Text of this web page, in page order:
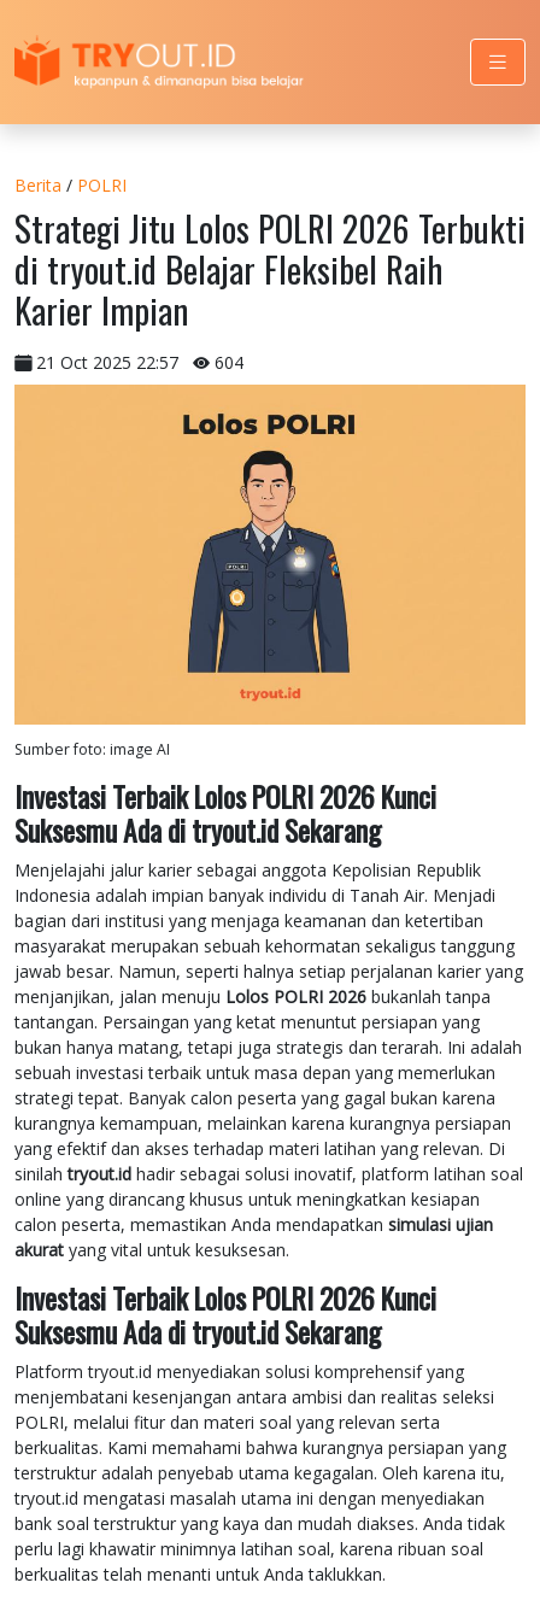
Berita / POLRI
Strategi Jitu Lolos POLRI 2026 Terbukti
di tryout.id Belajar Fleksibel Raih
Karier Impian
21 Oct 2025 22:57 604
Sumber foto: image AI
Investasi Terbaik Lolos POLRI 2026 Kunci
Suksesmu Ada di tryout.id Sekarang
Menjelajahi jalur karier sebagai anggota Kepolisian Republik
Indonesia adalah impian banyak individu di Tanah Air. Menjadi
bagian dari institusi yang menjaga keamanan dan ketertiban
masyarakat merupakan sebuah kehormatan sekaligus tanggung
jawab besar. Namun, seperti halnya setiap perjalanan karier yang
menjanjikan, jalan menuju Lolos POLRI 2026 bukanlah tanpa
tantangan. Persaingan yang ketat menuntut persiapan yang
bukan hanya matang, tetapi juga strategis dan terarah. Ini adalah
sebuah investasi terbaik untuk masa depan yang memerlukan
strategi tepat. Banyak calon peserta yang gagal bukan karena
kurangnya kemampuan, melainkan karena kurangnya persiapan
yang efektif dan akses terhadap materi latihan yang relevan. Di
sinilahtryout.id hadir sebagai solusi inovatif, platform latihan soal
online yang dirancang khusus untuk meningkatkan kesiapan
calon peserta, memastikan Anda mendapatkan simulasi ujian
akurat yang vital untuk kesuksesan.
Investasi Terbaik Lolos POLRI 2026 Kunci
Suksesmu Ada di tryout.id Sekarang
Platform tryout.id menyediakan solusi komprehensif yang
menjembatani kesenjangan antara ambisi dan realitas seleksi
POLRI, melalui fitur dan materi soal yang relevan serta
berkualitas. Kami memahami bahwa kurangnya persiapan yang
terstruktur adalah penyebab utama kegagalan. Oleh karena itu,
tryout.id mengatasi masalah utama ini dengan menyediakan
bank soal terstruktur yang kaya dan mudah diakses. Anda tidak
perlu lagi khawatir minimnya latihan soal, karena ribuan soal
berkualitas telah menanti untuk Anda taklukkan.